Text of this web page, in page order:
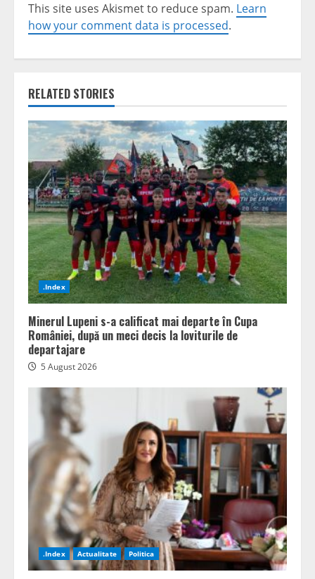
This site uses Akismet to reduce spam. Learn
how your comment data is processed.
RELATED STORIES
.Index
Minerul Lupeni s-a calificat mai departe în Cupa
României, după un meci decis la loviturile de
departajare
5 August 2026
.Index Actualitate Politica